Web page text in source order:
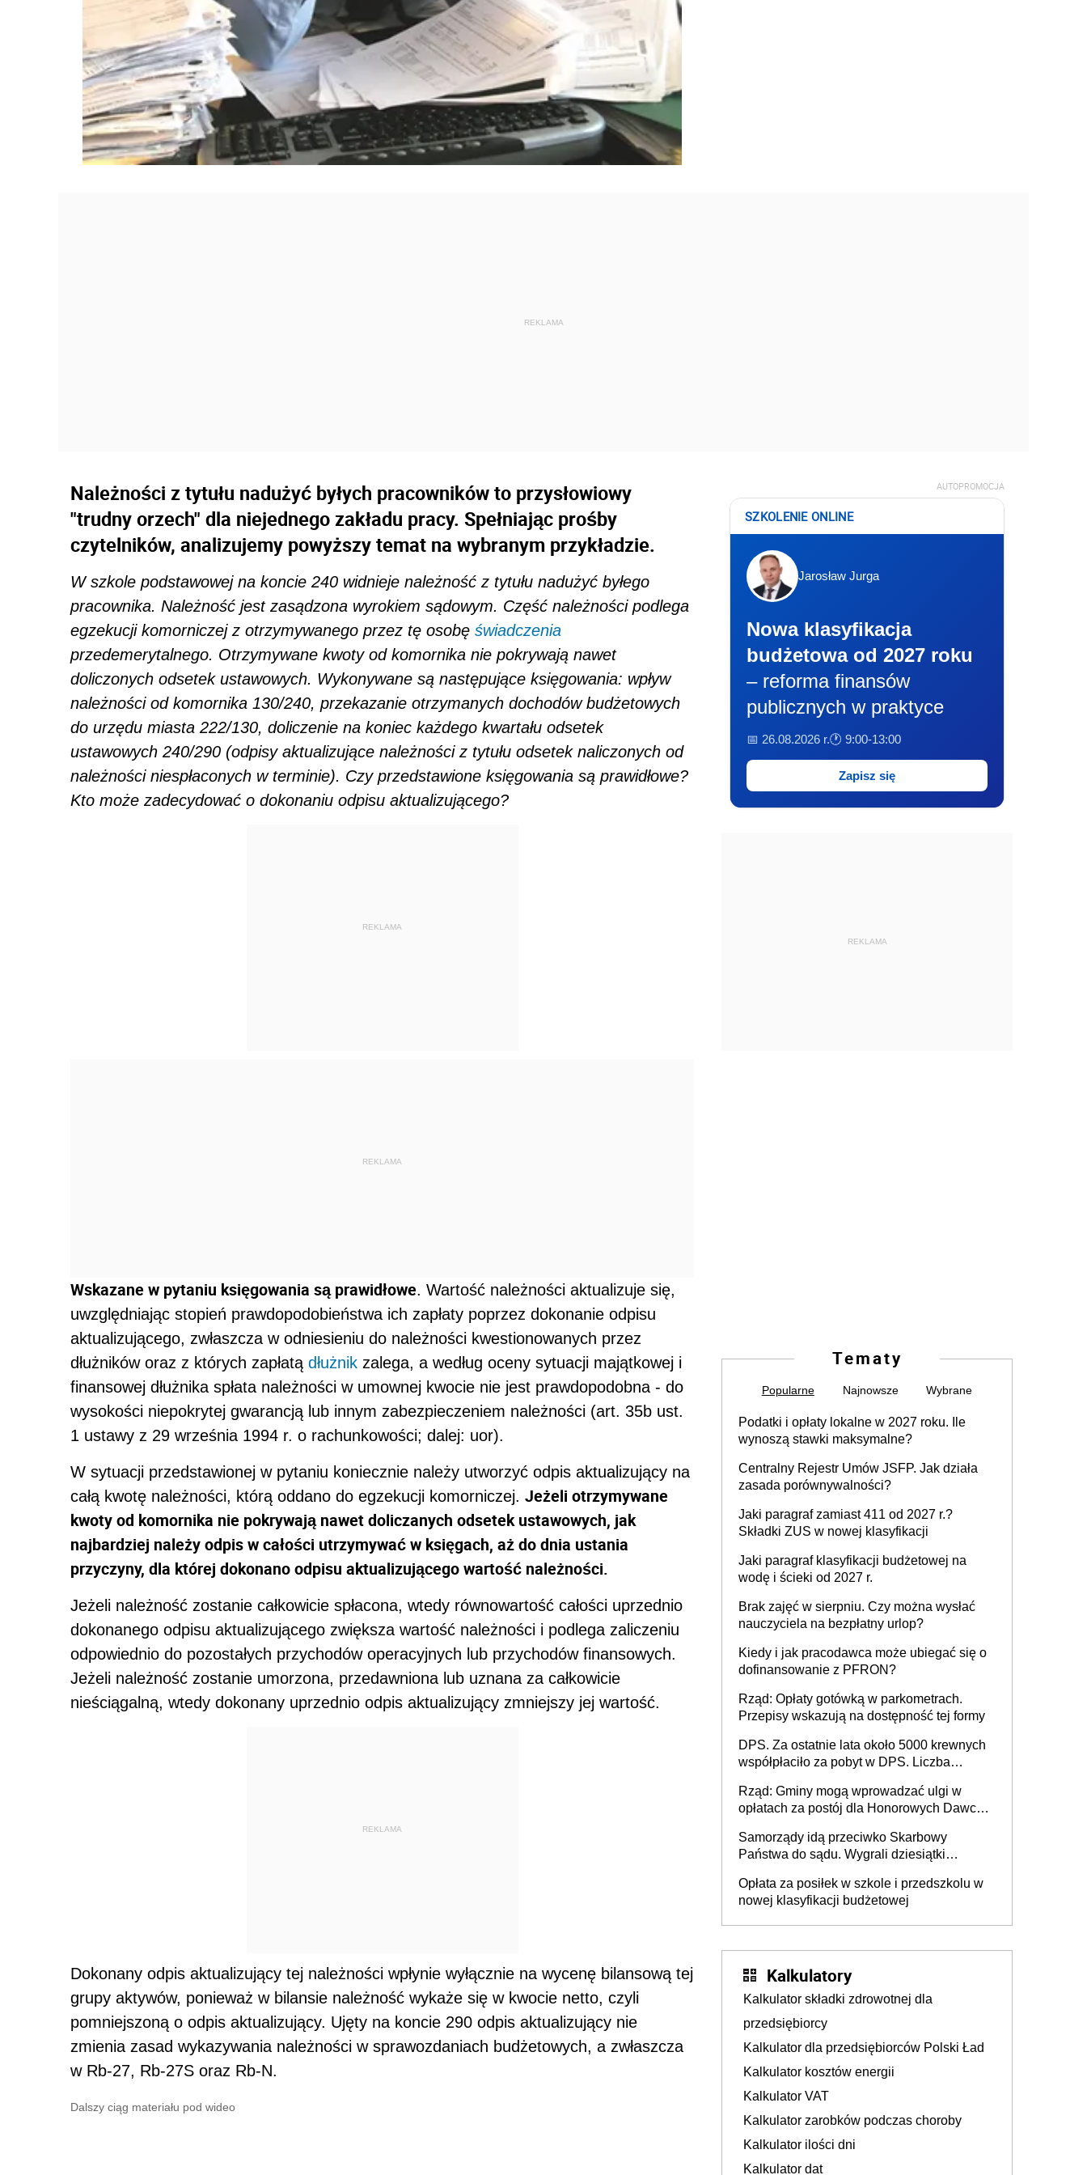
Należności z tytułu nadużyć byłych pracowników to przysłowiowy
"trudny orzech" dla niejednego zakładu pracy. Spełniając prośby
czytelników, analizujemy powyższy temat na wybranym przykładzie.
W szkole podstawowej na koncie 240 widnieje należność z tytułu nadużyć byłego
pracownika. Należność jest zasądzona wyrokiem sądowym. Część należności podlega
egzekucji komorniczej z otrzymywanego przez tę osobę świadczenia
przedemerytalnego. Otrzymywane kwoty od komornika nie pokrywają nawet
doliczonych odsetek ustawowych. Wykonywane są następujące księgowania: wpływ
należności od komornika 130/240, przekazanie otrzymanych dochodów budżetowych
do urzędu miasta 222/130, doliczenie na koniec każdego kwartału odsetek
ustawowych 240/290 (odpisy aktualizujące należności z tytułu odsetek naliczonych od
należności niespłaconych w terminie). Czy przedstawione księgowania są prawidłowe?
Kto może zadecydować o dokonaniu odpisu aktualizującego?
REKLAMA
REKLAMA
Wskazane w pytaniu księgowania są prawidłowe. Wartość należności aktualizuje się,
uwzględniając stopień prawdopodobieństwa ich zapłaty poprzez dokonanie odpisu
aktualizującego, zwłaszcza w odniesieniu do należności kwestionowanych przez
dłużników oraz z których zapłatą dłużnik zalega, a według oceny sytuacji majątkowej i
finansowej dłużnika spłata należności w umownej kwocie nie jest prawdopodobna - do
wysokości niepokrytej gwarancją lub innym zabezpieczeniem należności (art. 35b ust.
1 ustawy z 29 września 1994 r. o rachunkowości; dalej: uor).
W sytuacji przedstawionej w pytaniu koniecznie należy utworzyć odpis aktualizujący na
całą kwotę należności, którą oddano do egzekucji komorniczej. Jeżeli otrzymywane
kwoty od komornika nie pokrywają nawet doliczanych odsetek ustawowych, jak
najbardziej należy odpis w całości utrzymywać w księgach, aż do dnia ustania
przyczyny, dla której dokonano odpisu aktualizującego wartość należności.
Jeżeli należność zostanie całkowicie spłacona, wtedy równowartość całości uprzednio
dokonanego odpisu aktualizującego zwiększa wartość należności i podlega zaliczeniu
odpowiednio do pozostałych przychodów operacyjnych lub przychodów finansowych.
Jeżeli należność zostanie umorzona, przedawniona lub uznana za całkowicie
nieściągalną, wtedy dokonany uprzednio odpis aktualizujący zmniejszy jej wartość.
REKLAMA
Dokonany odpis aktualizujący tej należności wpłynie wyłącznie na wycenę bilansową tej
grupy aktywów, ponieważ w bilansie należność wykaże się w kwocie netto, czyli
pomniejszoną o odpis aktualizujący. Ujęty na koncie 290 odpis aktualizujący nie
zmienia zasad wykazywania należności w sprawozdaniach budżetowych, a zwłaszcza
w Rb-27, Rb-27S oraz Rb-N.
Dalszy ciąg materiału pod wideo
AUTOPROMOCJA
SZKOLENIE ONLINE
Jarosław Jurga
Nowa klasyfikacja
budżetowa od 2027 roku
– reforma finansów
publicznych w praktyce
📅 26.08.2026 r.🕐 9:00-13:00
Zapisz się
REKLAMA
Tematy
Popularne Najnowsze Wybrane
Podatki i opłaty lokalne w 2027 roku. Ile
wynoszą stawki maksymalne?
Centralny Rejestr Umów JSFP. Jak działa
zasada porównywalności?
Jaki paragraf zamiast 411 od 2027 r.?
Składki ZUS w nowej klasyfikacji
Jaki paragraf klasyfikacji budżetowej na
wodę i ścieki od 2027 r.
Brak zajęć w sierpniu. Czy można wysłać
nauczyciela na bezpłatny urlop?
Kiedy i jak pracodawca może ubiegać się o
dofinansowanie z PFRON?
Rząd: Opłaty gotówką w parkometrach.
Przepisy wskazują na dostępność tej formy
DPS. Za ostatnie lata około 5000 krewnych
współpłaciło za pobyt w DPS. Liczba
Rząd: Gminy mogą wprowadzać ulgi w
opłatach za postój dla Honorowych Dawców
Samorządy idą przeciwko Skarbowy
Państwa do sądu. Wygrali dziesiątki
Opłata za posiłek w szkole i przedszkolu w
nowej klasyfikacji budżetowej
Kalkulatory
Kalkulator składki zdrowotnej dla
przedsiębiorcy
Kalkulator dla przedsiębiorców Polski Ład
Kalkulator kosztów energii
Kalkulator VAT
Kalkulator zarobków podczas choroby
Kalkulator ilości dni
Kalkulator dat